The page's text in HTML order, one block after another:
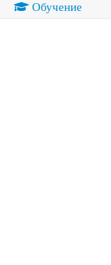
Обучение